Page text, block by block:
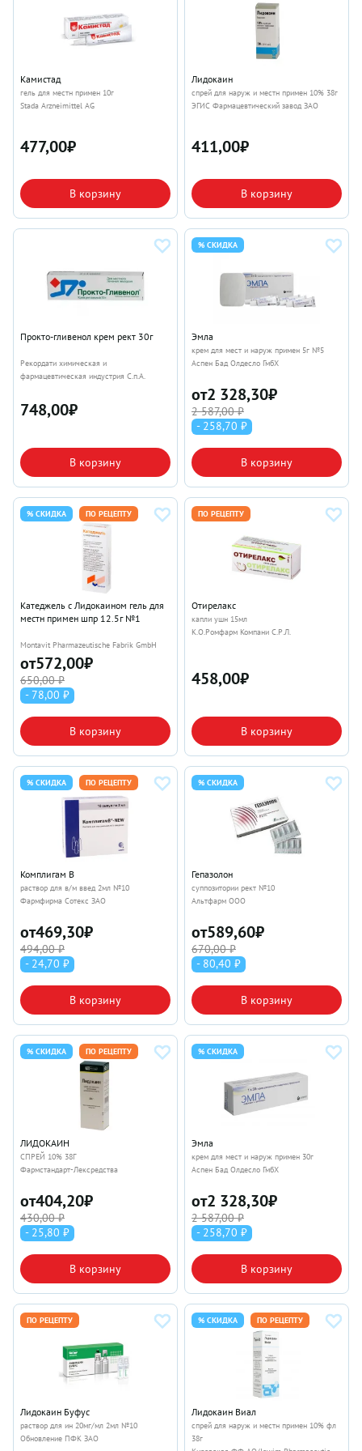
Камистад
гель для местн примен 10г
Stada Arzneimittel AG
477,00₽
В корзину
Лидокаин
спрей для наруж и местн примен 10% 38г
ЭГИС Фармацевтический завод ЗАО
411,00₽
В корзину
Прокто-гливенол крем рект 30г
Рекордати химическая и
фармацевтическая индустрия С.п.А.
748,00₽
В корзину
% СКИДКА
Эмла
крем для мест и наруж примен 5г №5
Аспен Бад Олдесло ГмбХ
от2 328,30₽
2 587,00 ₽
- 258,70 ₽
В корзину
% СКИДКА ПО РЕЦЕПТУ
Катеджель с Лидокаином гель для
местн примен шпр 12.5г №1
Montavit Pharmazeutische Fabrik GmbH
от572,00₽
650,00 ₽
- 78,00 ₽
В корзину
ПО РЕЦЕПТУ
Отирелакс
капли ушн 15мл
К.О.Ромфарм Компани С.Р.Л.
458,00₽
В корзину
% СКИДКА ПО РЕЦЕПТУ
Комплигам В
раствор для в/м введ 2мл №10
Фармфирма Сотекс ЗАО
от469,30₽
494,00 ₽
- 24,70 ₽
В корзину
% СКИДКА
Гепазолон
суппозитории рект №10
Альтфарм ООО
от589,60₽
670,00 ₽
- 80,40 ₽
В корзину
% СКИДКА ПО РЕЦЕПТУ
ЛИДОКАИН
СПРЕЙ 10% 38Г
Фармстандарт-Лексредства
от404,20₽
430,00 ₽
- 25,80 ₽
В корзину
% СКИДКА
Эмла
крем для мест и наруж примен 30г
Аспен Бад Олдесло ГмбХ
от2 328,30₽
2 587,00 ₽
- 258,70 ₽
В корзину
ПО РЕЦЕПТУ
Лидокаин Буфус
раствор для ин 20мг/мл 2мл №10
Обновление ПФК ЗАО
% СКИДКА ПО РЕЦЕПТУ
Лидокаин Виал
спрей для наруж и местн примен 10% фл
38г